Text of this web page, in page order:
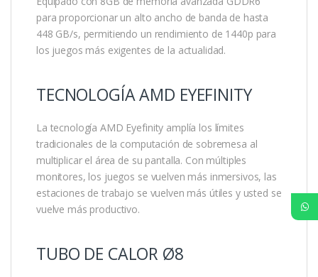
para proporcionar un alto ancho de banda de hasta
448 GB/s, permitiendo un rendimiento de 1440p para
los juegos más exigentes de la actualidad.
TECNOLOGÍA AMD EYEFINITY
La tecnología AMD Eyefinity amplía los límites
tradicionales de la computación de sobremesa al
multiplicar el área de su pantalla. Con múltiples
monitores, los juegos se vuelven más inmersivos, las
estaciones de trabajo se vuelven más útiles y usted se
vuelve más productivo.
TUBO DE CALOR Ø8